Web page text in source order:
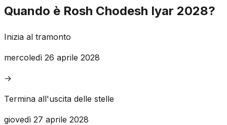
Quando è Rosh Chodesh Iyar 2028?
Inizia al tramonto
mercoledì 26 aprile 2028
→
Termina all'uscita delle stelle
giovedì 27 aprile 2028